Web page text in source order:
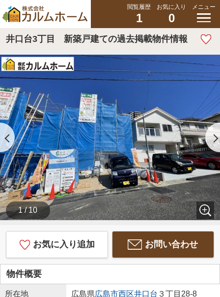
閲覧履歴
1
お気に入り
0
メニュー
井口台3丁目 新築戸建ての過去掲載物件情報
1 / 10
お気に入り追加 お問い合わせ
物件概要
所在地 広島県広島市西区井口台 ３丁目28-8